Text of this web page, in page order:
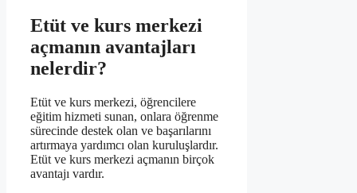
Etüt ve kurs merkezi
açmanın avantajları
nelerdir?
Etüt ve kurs merkezi, öğrencilere
eğitim hizmeti sunan, onlara öğrenme
sürecinde destek olan ve başarılarını
artırmaya yardımcı olan kuruluşlardır.
Etüt ve kurs merkezi açmanın birçok
avantajı vardır.